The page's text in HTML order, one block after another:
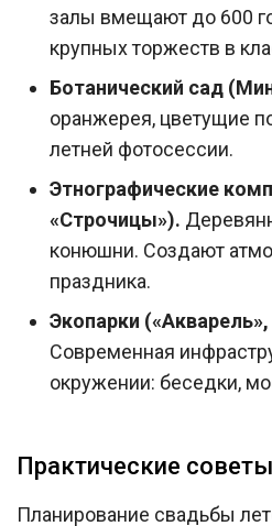
залы вмещают до 600
крупных торжеств в
Ботанический сад
оранжерея, цветущие
летней фотосессии.
Этнографические
«Строчицы»).
конюшни. Создают
праздника.
Экопарки («Акварель»,
Современная
окружении: беседки,
Практические
Планирование свадьбы